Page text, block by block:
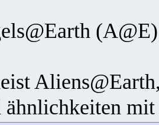
(A@E)
ähnlichkeiten